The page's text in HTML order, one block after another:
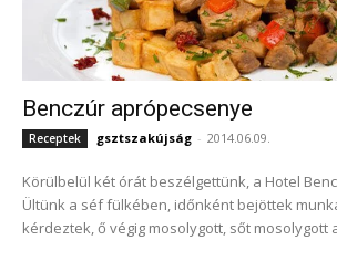
Benczúr aprópecsenye
Receptek gsztszakújság - 2014.06.09.
Körülbelül két órát beszélgettünk, a Hotel
Ültünk a séf fülkében, időnként bejöttek
kérdeztek, ő végig mosolygott, sőt mosolygott